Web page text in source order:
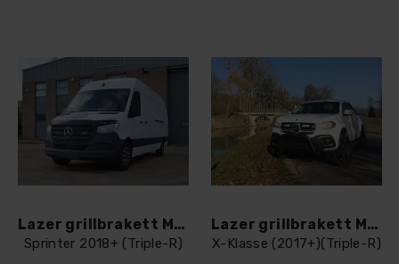
Lazer grillbrakett Mercedes-Benz
Sprinter 2018+ (Triple-R)
Lazer grillbrakett Mercedes-Benz
X-Klasse (2017+)(Triple-R)